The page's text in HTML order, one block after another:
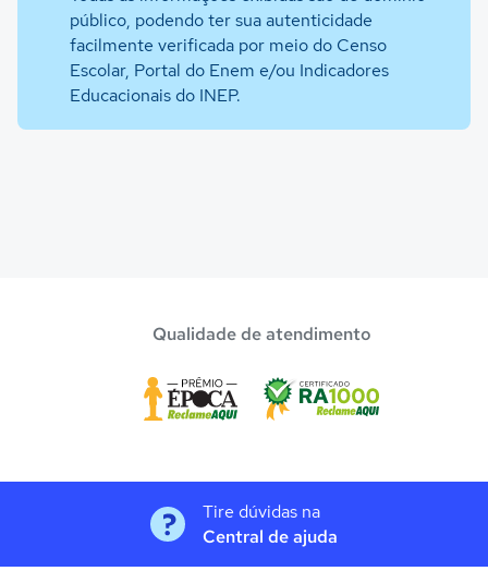
público, podendo ter sua autenticidade
facilmente verificada por meio do Censo
Escolar, Portal do Enem e/ou Indicadores
Educacionais do INEP.
Qualidade de atendimento
Tire dúvidas na
Central de ajuda